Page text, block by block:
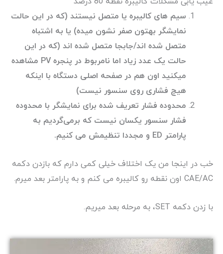
سیم های کالیبره یا متصل نیستند (که در این حالت
نمایشگر بهتون صفر نشون میده) یا به اشتباه
متصل شده اند/جابجا متصل شده اند (که در این
حالت یک عدد زیاد اما نامربوط در پنجره PV مشاهده
میکنید اون هم در صفحه اصلی دستگاه با اینکه
هیچ فشاری روی سنسور نیست)
محدوده فشار تعریف شده برای نمایشگر با محدوده
فشار سنسور یکسان نیست که برمی‌گردیم به
پارامتر ED و مجددا تنظیمش می کنیم.
خب در اینجا من یک اختلاف خیلی کمی دارم که بازدن دکمه
CAE/AC اون نقطه رو کالیبره می کنم و به پارامتر بعد میرم.
با زدن دکمه SET، به مرحله بعد میریم.